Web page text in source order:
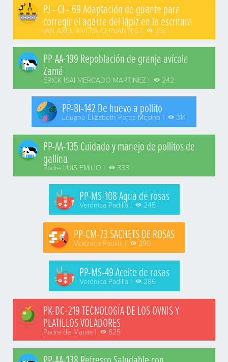
PJ - CI - 69 Adaptación de guante para
corregir el agarre del lápiz en la escritura
IAN AXEL RIVERA CERVANTES | 256
PP-AA-199 Repoblación de granja avícola
Zamá
ERICK ISAI MERCADO MARTINEZ | 242
PP-BI-142 De huevo a pollito
Louane Elizabeth Perez Mesino | 314
PP-AA-135 Cuidado y manejo de pollitos de
gallina
Padre LUIS EMILIO | 333
PP-MS-108 Agua de rosas
Verónica Padilla | 245
PP-CM-73 SACHETS DE ROSAS
Verónica Padilla | 290
PP-MS-49 Aceite de rosas
Verónica Padilla | 286
PK-DC-219 TECNOLOGÍA DE LOS OVNIS Y
PLATILLOS VOLADORES
Padre de Matias | 625